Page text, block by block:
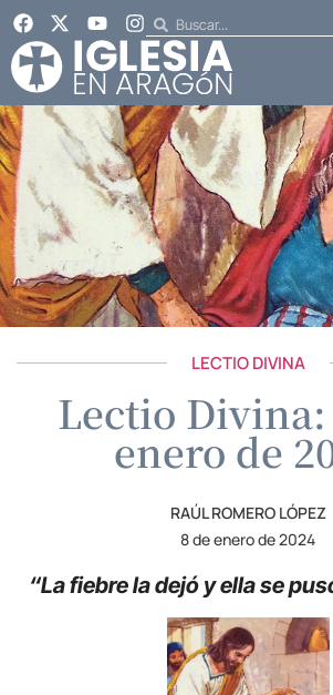
LECTIO DIVINA
Lectio Divina:
enero de
RAÚL ROMERO LÓPEZ
8 de enero de 2024
“La fiebre la dejó y ella se